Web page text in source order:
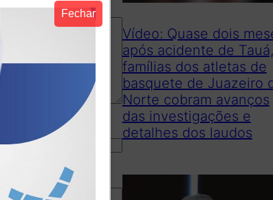
Fechar
Vídeo: Quase dois
após acidente de Tauá,
famílias dos atletas de
basquete de Juazeiro
Norte cobram avanços
das investigações e
detalhes dos laudos